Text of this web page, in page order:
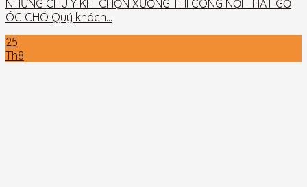
NHỮNG CHÚ Ý KHI CHỌN XƯỞNG THI CÔNG NỘI THẤT GỖ
ÓC CHÓ Quý khách...
25
Th8